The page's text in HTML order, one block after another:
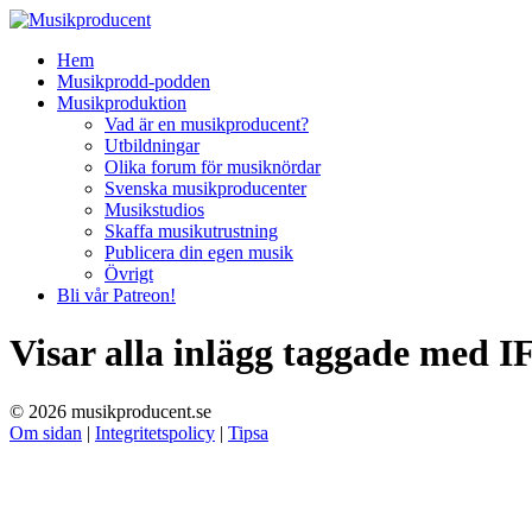
Hem
Musikprodd-podden
Musikproduktion
Vad är en musikproducent?
Utbildningar
Olika forum för musiknördar
Svenska musikproducenter
Musikstudios
Skaffa musikutrustning
Publicera din egen musik
Övrigt
Bli vår Patreon!
Visar alla inlägg taggade med
© 2026 musikproducent.se
Om sidan | Integritetspolicy | Tipsa